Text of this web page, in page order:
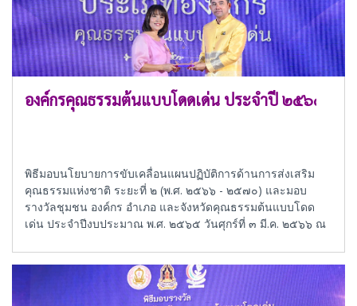
องค์กรคุณธรรมต้นแบบโดดเด่น ประจำปี ๒๕๖๕
พิธีมอบนโยบายการขับเคลื่อนแผนปฏิบัติการด้านการส่งเสริม
คุณธรรมแห่งชาติ ระยะที่ ๒ (พ.ศ. ๒๕๖๖ - ๒๕๗๐) และมอบ
รางวัลชุมชน องค์กร อำเภอ และจังหวัดคุณธรรมต้นแบบโดด
เด่น ประจำปีงบประมาณ พ.ศ. ๒๕๖๕ วันศุกร์ที่ ๓ มี.ค. ๒๕๖๖ ณ